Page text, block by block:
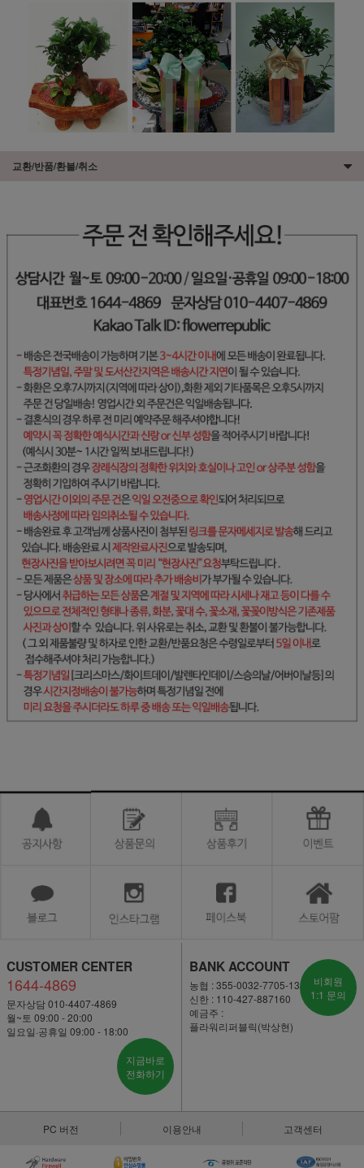
교환/반품/환불/취소
CUSTOMER CENTER
1644-4869
문자상담 010-4407-4869
월~토 09:00 - 20:00
일요일·공휴일 09:00 - 18:00
지금바로
전화하기
BANK ACCOUNT
농협 : 355-0032-7705-13
신한 : 110-427-887160
예금주 :
플라워리퍼블릭(박상현)
비회원
1:1 문의
PC 버전 이용안내 고객센터